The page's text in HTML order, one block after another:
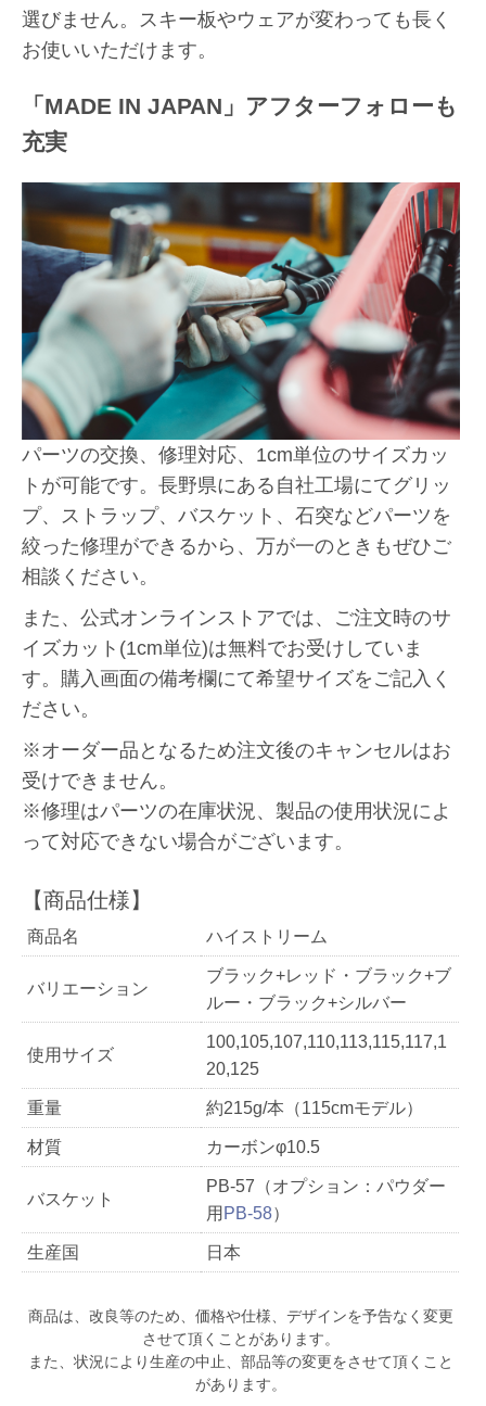
選びません。スキー板やウェアが変わっても長く
お使いいただけます。
「MADE IN JAPAN」アフターフォローも
充実
パーツの交換、修理対応、1cm単位のサイズカッ
トが可能です。長野県にある自社工場にてグリッ
プ、ストラップ、バスケット、石突などパーツを
絞った修理ができるから、万が一のときもぜひご
相談ください。
また、公式オンラインストアでは、ご注文時のサ
イズカット(1cm単位)は無料でお受けしていま
す。購入画面の備考欄にて希望サイズをご記入く
ださい。
※オーダー品となるため注文後のキャンセルはお
受けできません。
※修理はパーツの在庫状況、製品の使用状況によ
って対応できない場合がございます。
商品名 ハイストリーム
バリエーション
ブラック+レッド・ブラック+ブ
ルー・ブラック+シルバー
使用サイズ
100,105,107,110,113,115,117,1
20,125
重量 約215g/本（115cmモデル）
材質 カーボンφ10.5
バスケット
PB-57（オプション：パウダー
用 PB-58）
生産国 日本
商品は、改良等のため、価格や仕様、デザインを予告なく変更
させて頂くことがあります。
また、状況により生産の中止、部品等の変更をさせて頂くこと
があります。